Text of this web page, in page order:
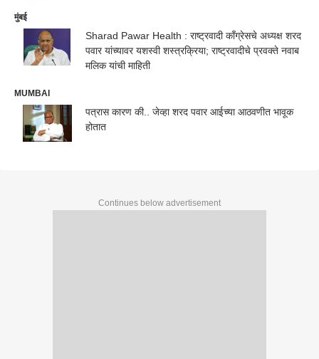
मुंबई
Sharad Pawar Health : राष्ट्रवादी काँग्रेसचे अध्यक्ष शरद
पवार यांच्यावर यशस्वी शस्त्रक्रिया; राष्ट्रवादीचे प्रवक्ते नवाब
मलिक यांची माहिती
MUMBAI
पत्रास कारण की.. जेव्हा शरद पवार आईच्या आठवणीत भावूक
होतात
Continues below advertisement